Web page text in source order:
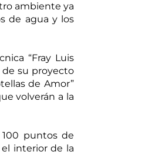
ambiente ya
de agua y los
“Fray Luis
de su proyecto
de Amor”
volverán a la
puntos de
interior de la